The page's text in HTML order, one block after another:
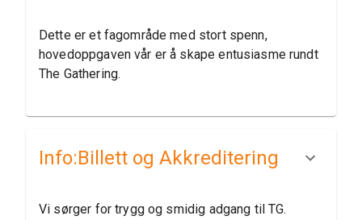
Dette er et fagområde med stort spenn,
hovedoppgaven vår er å skape entusiasme rundt
The Gathering.
Info:​Billett og Akkreditering
Vi sørger for trygg og smidig adgang til TG.